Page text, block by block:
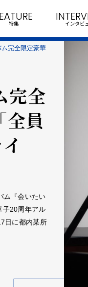
特集 インタビ
完全限定豪華
完全
全員
ム『会いたい
子20周年アル
日に都内某所